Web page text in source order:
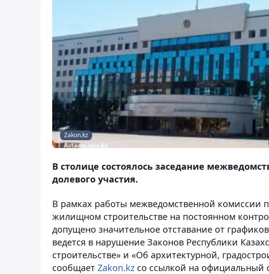
Zakon.kz
В столице состоялось заседание
долевого участия.
В рамках работы межведомственной комиссии
жилищном строительстве на постоянном
допущено значительное отставание от
ведется в нарушение Законов Республики
строительстве» и «Об архитектурной,
сообщает Zakon.kz со ссылкой на официальный